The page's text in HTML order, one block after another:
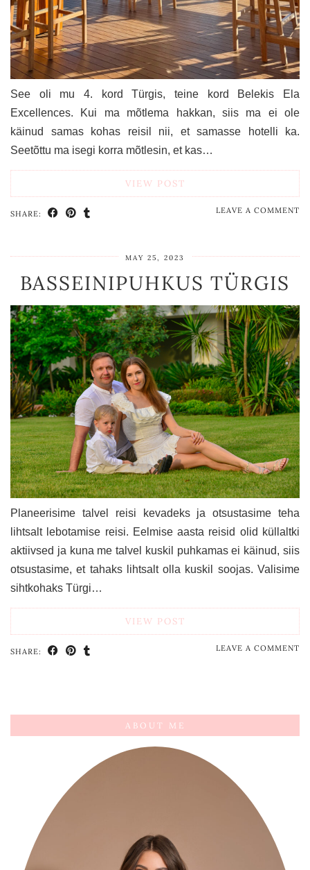
See oli mu 4. kord Türgis, teine kord Belekis Ela
Excellences. Kui ma mõtlema hakkan, siis ma ei ole
käinud samas kohas reisil nii, et samasse hotelli ka.
Seetõttu ma isegi korra mõtlesin, et kas…
VIEW POST
SHARE: LEAVE A COMMENT
MAY 25, 2023
BASSEINIPUHKUS TÜRGIS
Planeerisime talvel reisi kevadeks ja otsustasime teha
lihtsalt lebotamise reisi. Eelmise aasta reisid olid küllaltki
aktiivsed ja kuna me talvel kuskil puhkamas ei käinud, siis
otsustasime, et tahaks lihtsalt olla kuskil soojas. Valisime
sihtkohaks Türgi…
VIEW POST
SHARE: LEAVE A COMMENT
ABOUT ME